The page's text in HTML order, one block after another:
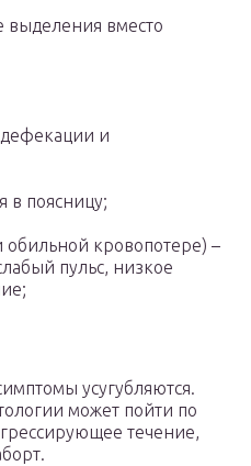
выделения вместо
дефекации и
в поясницу;
обильной кровопотере) –
пульс, низкое
усугубляются.
может пойти по
течение,